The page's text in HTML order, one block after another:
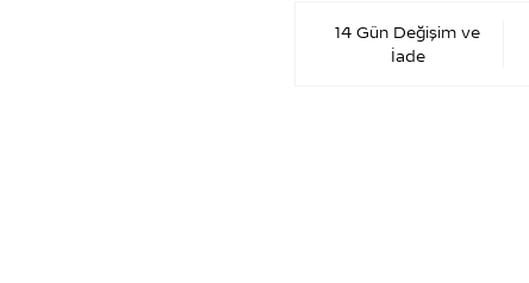
14 Gün Değişim ve
İade